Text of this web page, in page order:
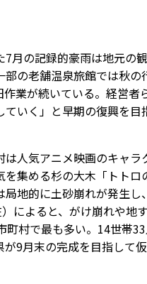
月の記録的豪雨は地元の
部の老舗温泉旅館では秋の
作業が続いている。経営者
ていく」と早期の復興を目
人気アニメ映画のキャラ
を集める杉の大木「トトロ
局地的に土砂崩れが発生し
によると、がけ崩れや地
町村で最も多い。14世帯
が9月末の完成を目指して